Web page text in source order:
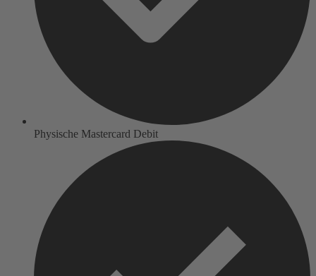
Physische Mastercard Debit